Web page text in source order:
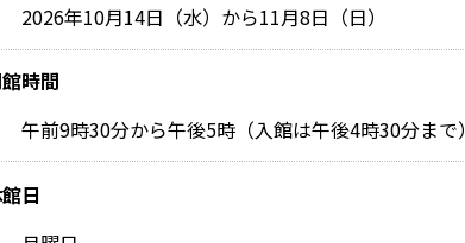
2026年10月14日（水）から11月8日（日）
時間
午前9時30分から午後5時（入館は午後4時30分まで）
日